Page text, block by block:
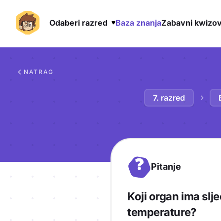
Odaberi razred Baza znanjaZabavni
NATRAG
7. razred
? Pitanje
Koji organ ima
temperature?